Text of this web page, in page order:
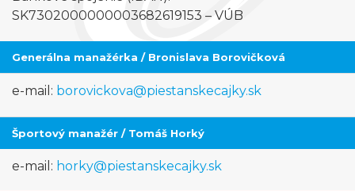
SK7302000000003682619153 – VÚB
Generálna manažérka / Bronislava Borovičková
e-mail: borovickova@piestanskecajky.sk
Športový manažér / Tomáš Horký
e-mail: horky@piestanskecajky.sk